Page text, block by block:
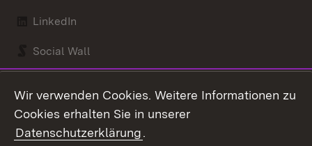
LinkedIn
Social Wall
Kontakt
Wir verwenden Cookies. Weitere Informationen zu
Cookies erhalten Sie in unserer
Datenschutzerklärung.